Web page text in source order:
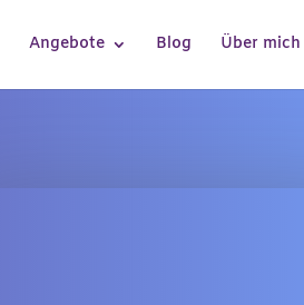
Angebote Blog Über mich